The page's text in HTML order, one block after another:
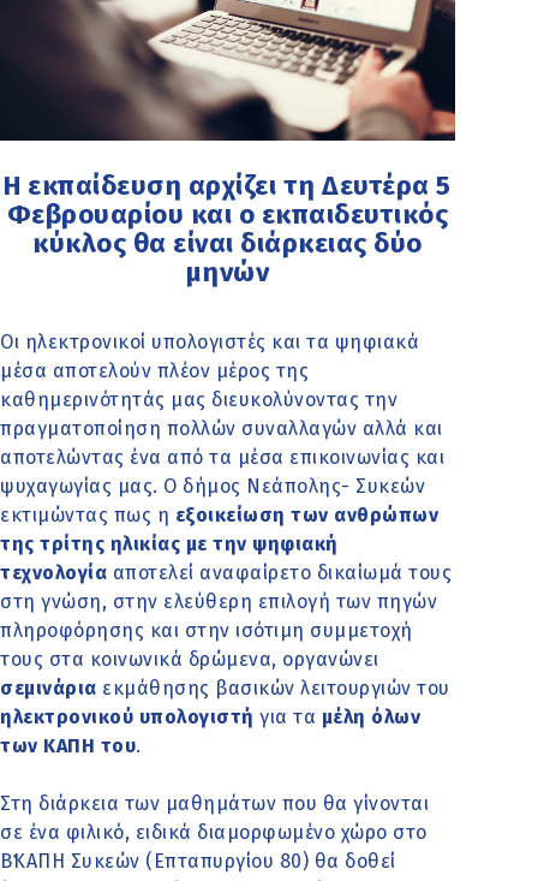
Η εκπαίδευση αρχίζει τη Δευτέρα 5
Φεβρουαρίου και ο εκπαιδευτικός
κύκλος θα είναι διάρκειας δύο
μηνών
Οι ηλεκτρονικοί υπολογιστές και τα ψηφιακά
μέσα αποτελούν πλέον μέρος της
καθημερινότητάς μας διευκολύνοντας την
πραγματοποίηση πολλών συναλλαγών αλλά και
αποτελώντας ένα από τα μέσα επικοινωνίας και
ψυχαγωγίας μας. Ο δήμος Νεάπολης- Συκεών
εκτιμώντας πως η εξοικείωση των ανθρώπων
της τρίτης ηλικίας με την ψηφιακή
τεχνολογία αποτελεί αναφαίρετο δικαίωμά τους
στη γνώση, στην ελεύθερη επιλογή των πηγών
πληροφόρησης και στην ισότιμη συμμετοχή
τους στα κοινωνικά δρώμενα, οργανώνει
σεμινάρια εκμάθησης βασικών λειτουργιών του
ηλεκτρονικού υπολογιστή για τα μέλη όλων
των ΚΑΠΗ του.
Στη διάρκεια των μαθημάτων που θα γίνονται
σε ένα φιλικό, ειδικά διαμορφωμένο χώρο στο
Β΄ΚΑΠΗ Συκεών (Επταπυργίου 80) θα δοθεί